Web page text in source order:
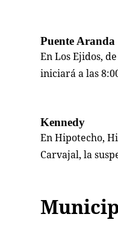
Puente Aranda
En Los Ejidos,
iniciará a las
Kennedy
En Hipotecho,
Carvajal, la